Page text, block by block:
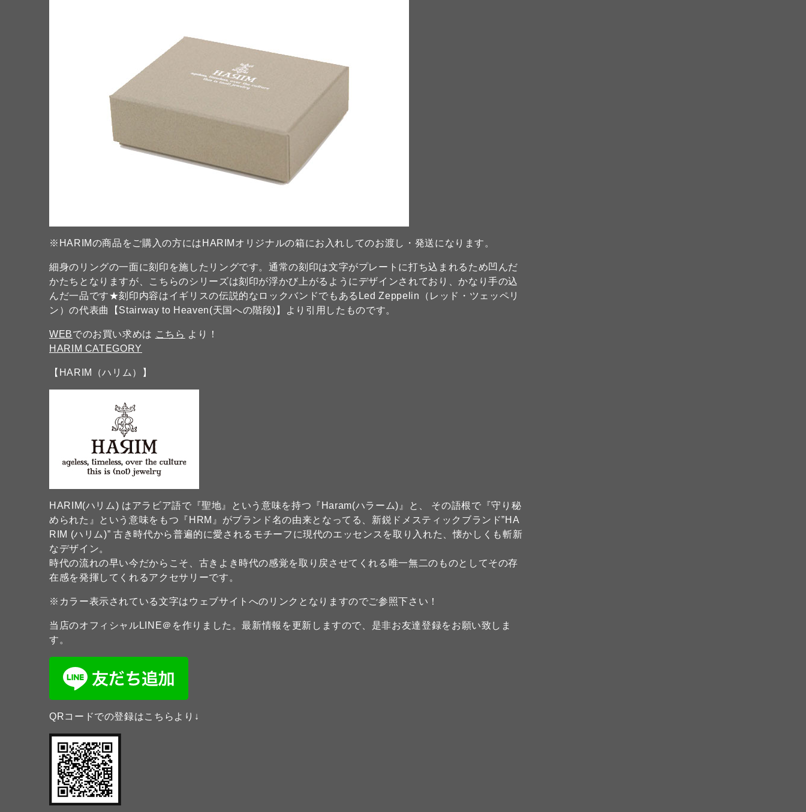
※HARIMの商品をご購入の方にはHARIMオリジナルの箱にお入れしてのお渡し・発送になります。
細身のリングの一面に刻印を施したリングです。通常の刻印は文字がプレートに打ち込まれるため凹んだ
かたちとなりますが、こちらのシリーズは刻印が浮かび上がるようにデザインされており、かなり手の込
んだ一品です★刻印内容はイギリスの伝説的なロックバンドでもあるLed Zeppelin（レッド・ツェッペリ
ン）の代表曲【Stairway to Heaven(天国への階段)】より引用したものです。
WEBでのお買い求めは こちら より！
HARIM CATEGORY
【HARIM（ハリム）】
HARIM(ハリム) はアラビア語で『聖地』という意味を持つ『Haram(ハラーム)』と、 その語根で『守り秘
められた』という意味をもつ『HRM』がブランド名の由来となってる、新鋭ドメスティックブランド”HA
RIM (ハリム)” 古き時代から普遍的に愛されるモチーフに現代のエッセンスを取り入れた、懐かしくも斬新
なデザイン。
時代の流れの早い今だからこそ、古きよき時代の感覚を取り戻させてくれる唯一無二のものとしてその存
在感を発揮してくれるアクセサリーです。
※カラー表示されている文字はウェブサイトへのリンクとなりますのでご参照下さい！
当店のオフィシャルLINE＠を作りました。最新情報を更新しますので、是非お友達登録をお願い致しま
す。
QRコードでの登録はこちらより↓